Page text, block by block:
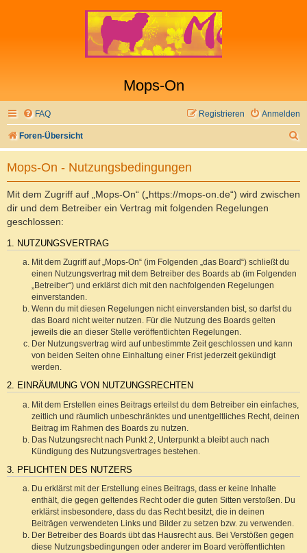
Mops-On
FAQ Anmelden
Registrieren
Foren-Übersicht
u
Mops-On - Nutzungsbedingungen
Mit dem Zugriff auf „Mops-On“ („https://mops-on.de“) wird zwischen
dir und dem Betreiber ein Vertrag mit folgenden Regelungen
geschlossen:
1. NUTZUNGSVERTRAG
Mit dem Zugriff auf „Mops-On“ (im Folgenden „das Board“) schließt du
einen Nutzungsvertrag mit dem Betreiber des Boards ab (im Folgenden
„Betreiber“) und erklärst dich mit den nachfolgenden Regelungen
einverstanden.
Wenn du mit diesen Regelungen nicht einverstanden bist, so darfst du
das Board nicht weiter nutzen. Für die Nutzung des Boards gelten
jeweils die an dieser Stelle veröffentlichten Regelungen.
Der Nutzungsvertrag wird auf unbestimmte Zeit geschlossen und kann
von beiden Seiten ohne Einhaltung einer Frist jederzeit gekündigt
werden.
2. EINRÄUMUNG VON NUTZUNGSRECHTEN
Mit dem Erstellen eines Beitrags erteilst du dem Betreiber ein einfaches,
zeitlich und räumlich unbeschränktes und unentgeltliches Recht, deinen
Beitrag im Rahmen des Boards zu nutzen.
Das Nutzungsrecht nach Punkt 2, Unterpunkt a bleibt auch nach
Kündigung des Nutzungsvertrages bestehen.
3. PFLICHTEN DES NUTZERS
Du erklärst mit der Erstellung eines Beitrags, dass er keine Inhalte
enthält, die gegen geltendes Recht oder die guten Sitten verstoßen. Du
erklärst insbesondere, dass du das Recht besitzt, die in deinen
Beiträgen verwendeten Links und Bilder zu setzen bzw. zu verwenden.
Der Betreiber des Boards übt das Hausrecht aus. Bei Verstößen gegen
diese Nutzungsbedingungen oder anderer im Board veröffentlichten